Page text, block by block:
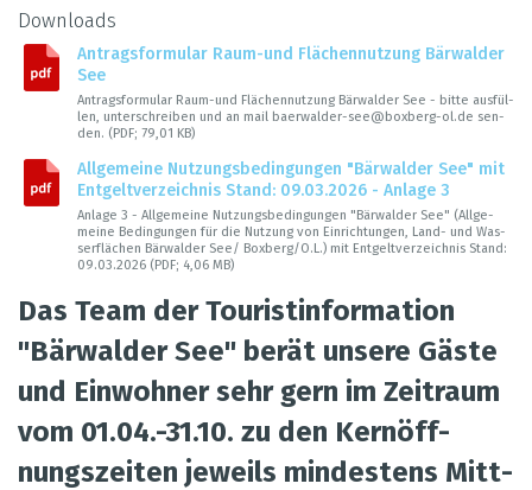
Down­loads
Antrags­for­mu­lar Raum-und Flä­chen­nut­zung Bär­wal­der
See
Antrags­for­mu­lar Raum-und Flä­chen­nut­zung Bär­wal­der See - bitte aus­fül­
len, unter­schrei­ben und an mail baer­wal­der-see@​boxberg-​ol.​de sen­
den. (PDF; 79,01 KB)
All­ge­meine Nut­zungs­be­din­gun­gen "Bär­wal­der See" mit
Ent­gelt­ver­zeich­nis Stand: 09.03.2026 - Anlage 3
Anlage 3 - All­ge­meine Nut­zungs­be­din­gun­gen "Bär­wal­der See" (All­ge­
meine Bedin­gun­gen für die Nut­zung von Ein­rich­tun­gen, Land- und Was­
ser­flä­chen Bär­wal­der See/ Box­berg/O.L.) mit Ent­gelt­ver­zeich­nis Stand:
09.03.2026 (PDF; 4,06 MB)
Das Team der Tou­rist­in­for­ma­tion
"Bär­wal­der See" berät unsere Gäste
und Ein­woh­ner sehr gern im Zeit­raum
vom 01.04.-31.10. zu den Kern­öff­
nungs­zei­ten jeweils min­des­tens Mitt­